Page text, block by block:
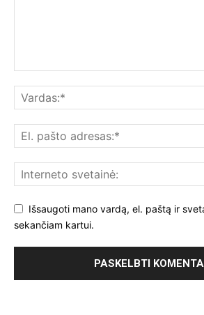
Išsaugoti mano vardą, el. paštą ir
sekančiam kartui.